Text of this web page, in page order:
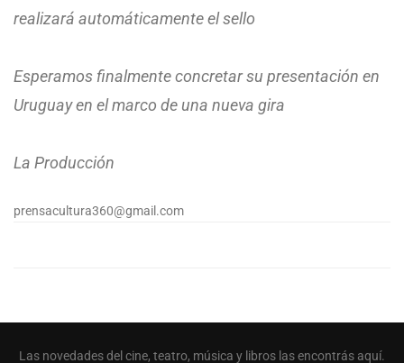
realizará automáticamente el sello
Esperamos finalmente concretar su presentación en
Uruguay en el marco de una nueva gira
La Producción
prensacultura360@gmail.com
Las novedades del cine, teatro, música y libros las encontrás aquí.